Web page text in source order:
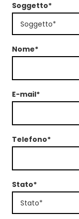
Soggetto*
Soggetto*
Nome*
E-mail*
Telefono*
Stato*
Stato*